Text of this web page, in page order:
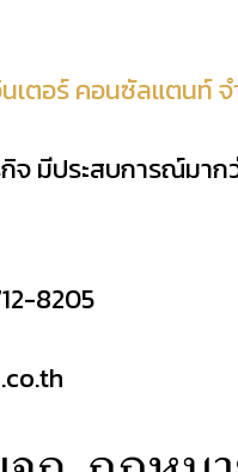
เตอร์ คอนซัลแตนท์
จ มีประสบการณ์มา
8205